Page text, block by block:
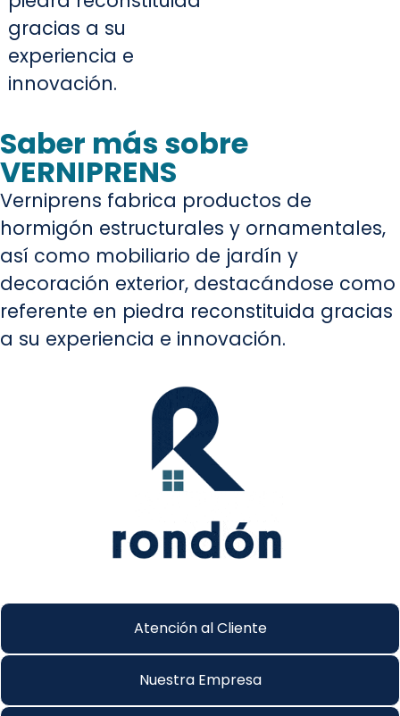
gracias a su
experiencia e
innovación.
Saber más sobre
VERNIPRENS
Verniprens fabrica productos de
hormigón estructurales y ornamentales,
así como mobiliario de jardín y
decoración exterior, destacándose como
referente en piedra reconstituida gracias
a su experiencia e innovación.
Atención al Cliente
Nuestra Empresa